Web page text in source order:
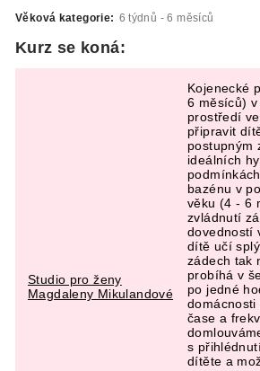
Věková kategorie: 6 týdnů - 6 měsíců
Kurz se koná:
Studio pro ženy
Magdaleny Mikulandové
Kojenecké
6 měsíců)
prostředí
připravit
postupným
ideálních
bazénu v
věku (4 - 6
zvládnutí
dovedností
dítě učí
zádech tak
probíhá v
po jedné
domácnosti
čase a
s
dítěte a